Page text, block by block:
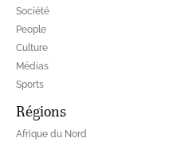
Société
People
Culture
Médias
Sports
Régions
Afrique du Nord